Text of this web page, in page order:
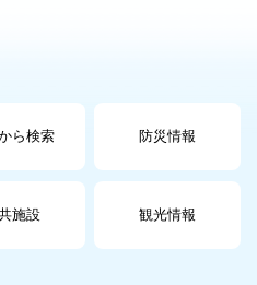
ら検索 防災情報
施設 観光情報